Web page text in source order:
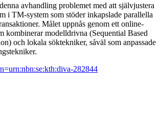
avhandling problemet med att självjustera
i TM-system som stöder inkapslade parallella
Målet uppnås genom ett online-
kombinerar modelldrivna (Sequential Based
och lokala söktekniker, såväl som anpassade
282844